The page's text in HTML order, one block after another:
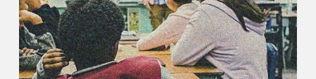
abandonne
les
poursuites
relatives